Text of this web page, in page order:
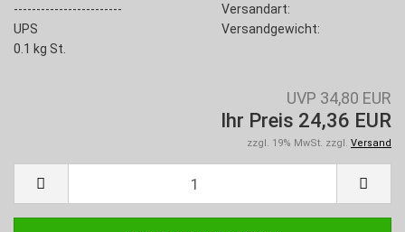
------------------------
Versandart:
UPS
Versandgewicht:
0.1 kg St.
UVP 34,80 EUR
Ihr Preis 24,36 EUR
zzgl. 19% MwSt. zzgl. Versand